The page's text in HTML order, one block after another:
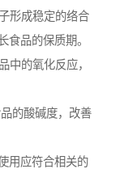
形成稳定的络合
食品的保质期。
中的氧化反应，
的酸碱度，改善
用应符合相关的